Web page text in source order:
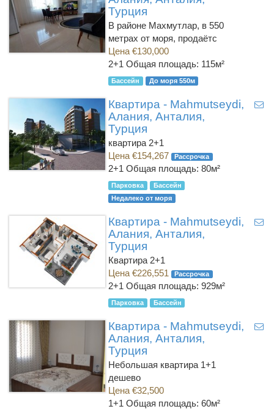
Турция
В районе Махмутлар, в 550
метрах от моря, продаётс
Цена €130,000
2+1 Общая площадь: 115м²
Бассейн До моря 550м
Квартира - Mahmutseydi,
Алания, Анталия,
Турция
квартира 2+1
Цена €154,267
Рассрочка
2+1 Общая площадь: 80м²
Парковка
Бассейн
Недалеко от моря
Квартира - Mahmutseydi,
Алания, Анталия,
Турция
Квартира 2+1
Цена €226,551
Рассрочка
2+1 Общая площадь: 929м²
Парковка Бассейн
Квартира - Mahmutseydi,
Алания, Анталия,
Турция
Небольшая квартира 1+1
дешево
Цена €32,500
1+1 Общая площадь: 60м²